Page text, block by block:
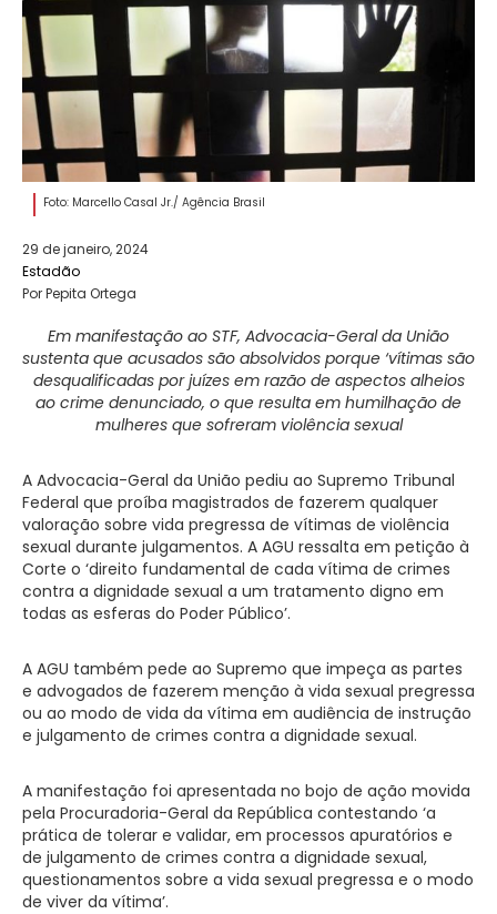
Foto: Marcello Casal Jr./ Agência Brasil
29 de janeiro, 2024
Estadão
Por Pepita Ortega
Em manifestação ao STF, Advocacia-Geral da União
sustenta que acusados são absolvidos porque ‘vítimas são
desqualificadas por juízes em razão de aspectos alheios
ao crime denunciado, o que resulta em humilhação de
mulheres que sofreram violência sexual
A Advocacia-Geral da União pediu ao Supremo Tribunal
Federal que proíba magistrados de fazerem qualquer
valoração sobre vida pregressa de vítimas de violência
sexual durante julgamentos. A AGU ressalta em petição à
Corte o ‘direito fundamental de cada vítima de crimes
contra a dignidade sexual a um tratamento digno em
todas as esferas do Poder Público’.
A AGU também pede ao Supremo que impeça as partes
e advogados de fazerem menção à vida sexual pregressa
ou ao modo de vida da vítima em audiência de instrução
e julgamento de crimes contra a dignidade sexual.
A manifestação foi apresentada no bojo de ação movida
pela Procuradoria-Geral da República contestando ‘a
prática de tolerar e validar, em processos apuratórios e
de julgamento de crimes contra a dignidade sexual,
questionamentos sobre a vida sexual pregressa e o modo
de viver da vítima’.